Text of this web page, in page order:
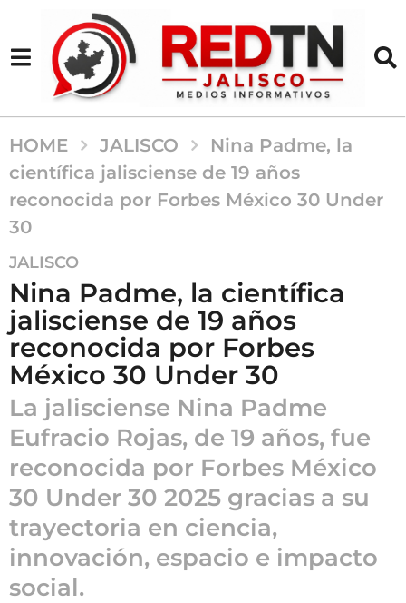
HOME JALISCO
Nina Padme, la
científica jalisciense de 19 años
reconocida por Forbes México 30 Under
30
2
m
e
e
s
a
g
o
m
e
s
e
s
a
JALISCO
Nina Padme, la científica
jalisciense de 19 años
reconocida por Forbes
México 30 Under 30
La jalisciense Nina Padme
Eufracio Rojas, de 19 años, fue
reconocida por Forbes México
30 Under 30 2025 gracias a su
trayectoria en ciencia,
innovación, espacio e impacto
social.